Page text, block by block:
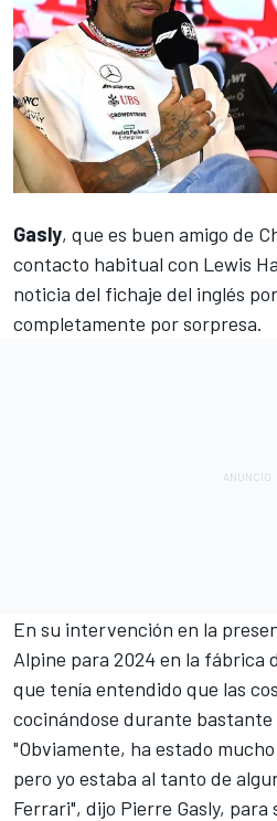
Gasly, que es buen amigo de
contacto habitual con Lewis
noticia del fichaje del inglés por
completamente por sorpresa.
En su intervención en la
Alpine para 2024en la fábrica
que tenía entendido que las
cocinándose durante bastante
"Obviamente, ha estado
pero yo estaba al tanto de
Ferrari", dijo Pierre Gasly, para